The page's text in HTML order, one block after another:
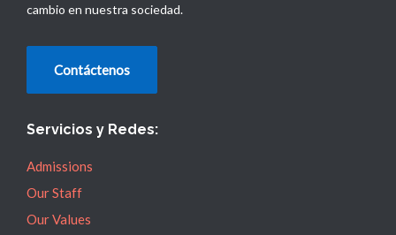
cambio en nuestra sociedad.
Contáctenos
Servicios y Redes:
Admissions
Our Staff
Our Values